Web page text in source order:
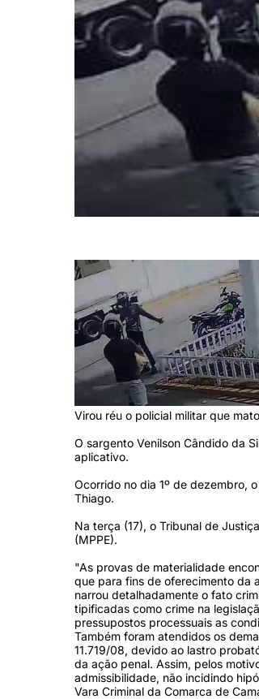
Virou réu o policial militar que
O sargento Venilson Cândido da
aplicativo.
Ocorrido no dia 1º de dezembro,
Thiago.
Na terça (17), o Tribunal de
(MPPE).
"As provas de materialidade
que para fins de oferecimento da
narrou detalhadamente o fato
tipificadas como crime na
pressupostos processuais as
Também foram atendidos os
11.719/08, devido ao lastro
da ação penal. Assim, pelos
admissibilidade, não incidindo
Vara Criminal da Comarca de